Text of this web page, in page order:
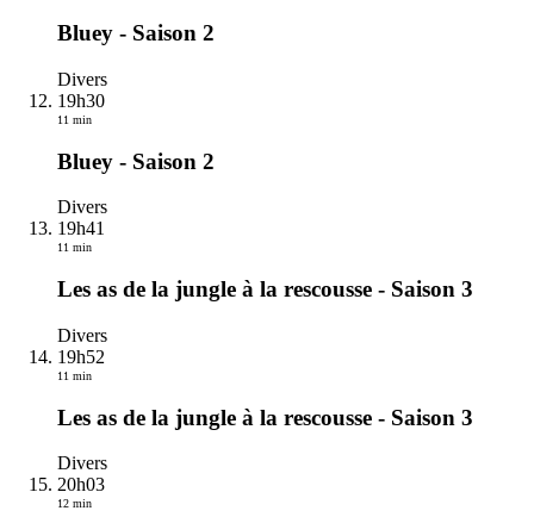
Bluey - Saison 2
Divers
19h30
11 min
Bluey - Saison 2
Divers
19h41
11 min
Les as de la jungle à la rescousse - Saison 3
Divers
19h52
11 min
Les as de la jungle à la rescousse - Saison 3
Divers
20h03
12 min